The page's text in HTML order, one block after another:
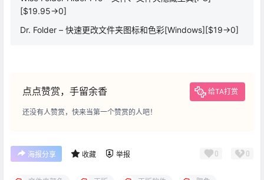
[$19.95→0]
Dr. Folder – 快速更改文件夹图标和色彩[Windows][$19→0]
点点赞赏，手留余香 给TA打赏
还没有人赞赏，快来当第一个赞赏的人吧！
海报分享 收藏 举报 0 0